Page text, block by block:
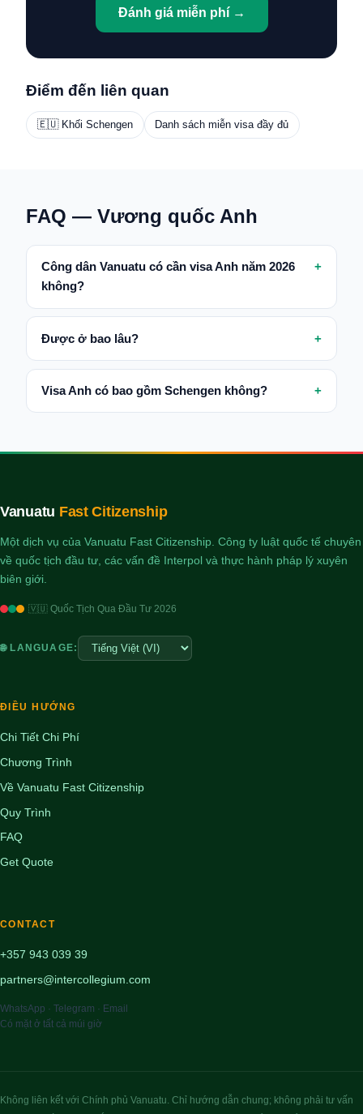
Đánh giá miễn phí →
Điểm đến liên quan
🇪🇺 Khối Schengen Danh sách miễn visa đầy đủ
FAQ — Vương quốc Anh
Công dân Vanuatu có cần visa Anh năm 2026
không?
Được ở bao lâu?
Visa Anh có bao gồm Schengen không?
Vanuatu Fast Citizenship
Một dịch vụ của Vanuatu Fast Citizenship. Công ty luật quốc tế chuyên
về quốc tịch đầu tư, các vấn đề Interpol và thực hành pháp lý xuyên
biên giới.
🇻🇺 Quốc Tịch Qua Đầu Tư 2026
🌐 LANGUAGE:
ĐIỀU HƯỚNG
Chi Tiết Chi Phí
Chương Trình
Về Vanuatu Fast Citizenship
Quy Trình
FAQ
Get Quote
CONTACT
+357 943 039 39
partners@intercollegium.com
WhatsApp · Telegram · Email
Có mặt ở tất cả múi giờ
Không liên kết với Chính phủ Vanuatu. Chỉ hướng dẫn chung; không phải tư vấn